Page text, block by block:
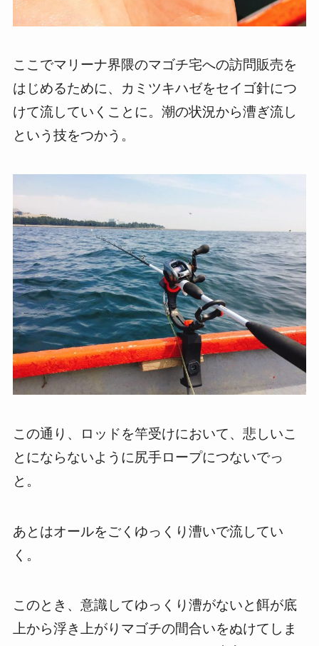
ここでマリーナ界隈のマゴチ宅への訪問販売を
はじめるために、カミツキハゼをセイゴ針につ
けて流していくことに。潮の状況から漕ぎ流し
という技をつかう。
この通り、ロッドを竿受けにおいて、悲しいこ
とにならないように尻手ロープにつないでっ
と。
あとはオールをごくゆっくり漕いで流してい
く。
このとき、意識してゆっくり漕がないと餌が底
上から浮き上がりマゴチの間合いをぬけてしま